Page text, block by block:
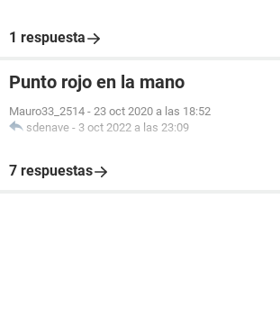
1 respuesta
Punto rojo en la mano
Mauro33_2514 - 23 oct 2020 a las 18:52
sdenave - 3 oct 2022 a las 23:09
7 respuestas